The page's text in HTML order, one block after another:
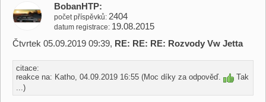
BobanHTP
počet příspěvků 2404
datum registrace 19.08.2015
Čtvrtek 05.09.2019 09:39, RE: RE: RE: Rozvody Vw Jetta
citace:
reakce na: Katho, 04.09.2019 16:55 (Moc díky za odpověď.
Tak
...)